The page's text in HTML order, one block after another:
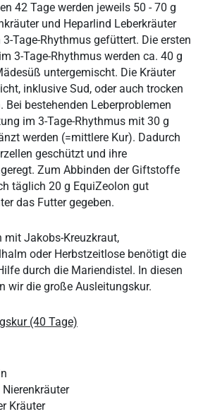
42 Tage werden jeweils 50 - 70 g
und Heparlind Leberkräuter
Tage-Rhythmus gefüttert. Die ersten
3-Tage-Rhythmus werden ca. 40 g
untergemischt. Die Kräuter
inklusive Sud, oder auch trocken
Bei bestehenden Leberproblemen
im 3-Tage-Rhythmus mit 30 g
werden (=mittlere Kur). Dadurch
geschützt und ihre
Zum Abbinden der Giftstoffe
täglich 20 g EquiZeolon gut
das Futter gegeben.
mit Jakobs-Kreuzkraut,
oder Herbstzeitlose benötigt die
durch die Mariendistel. In diesen
wir die große Ausleitungskur.
(40 Tage)
Nierenkräuter
Kräuter